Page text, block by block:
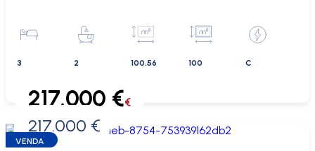
3 2 100.56 100 C
0 €
217.000 €€
217.000 €
VENDA